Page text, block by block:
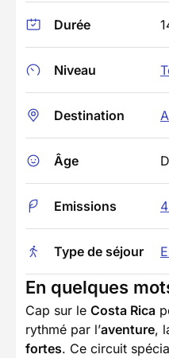
Durée
Niveau
Destination
Âge
Emissions
Type de séjour
En quelques
Cap sur le Costa Rica
rythmé par l’aventure,
fortes. Ce circuit